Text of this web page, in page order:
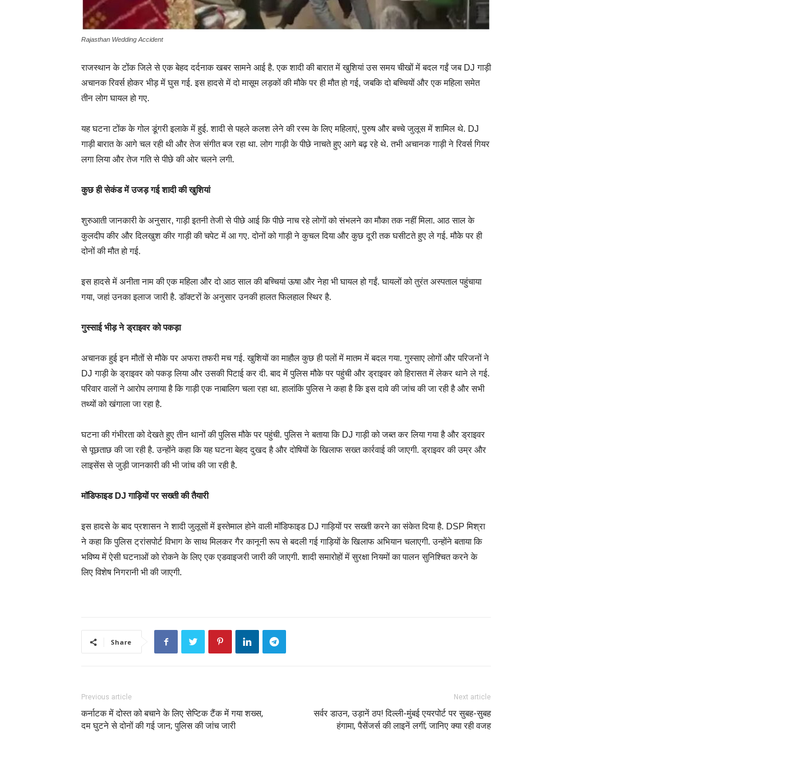
Rajasthan Wedding Accident
राजस्थान के टोंक जिले से एक बेहद दर्दनाक खबर सामने आई है. एक शादी की बारात में खुशियां उस समय चीखों में बदल गईं जब DJ गाड़ी
अचानक रिवर्स होकर भीड़ में घुस गई. इस हादसे में दो मासूम लड़कों की मौके पर ही मौत हो गई, जबकि दो बच्चियों और एक महिला समेत
तीन लोग घायल हो गए.
यह घटना टोंक के गोल डूंगरी इलाके में हुई. शादी से पहले कलश लेने की रस्म के लिए महिलाएं, पुरुष और बच्चे जुलूस में शामिल थे. DJ
गाड़ी बारात के आगे चल रही थी और तेज संगीत बज रहा था. लोग गाड़ी के पीछे नाचते हुए आगे बढ़ रहे थे. तभी अचानक गाड़ी ने रिवर्स गियर
लगा लिया और तेज गति से पीछे की ओर चलने लगी.
कुछ ही सेकंड में उजड़ गई शादी की खुशियां
शुरुआती जानकारी के अनुसार, गाड़ी इतनी तेजी से पीछे आई कि पीछे नाच रहे लोगों को संभलने का मौका तक नहीं मिला. आठ साल के
कुलदीप कीर और दिलखुश कीर गाड़ी की चपेट में आ गए. दोनों को गाड़ी ने कुचल दिया और कुछ दूरी तक घसीटते हुए ले गई. मौके पर ही
दोनों की मौत हो गई.
इस हादसे में अनीता नाम की एक महिला और दो आठ साल की बच्चियां ऊषा और नेहा भी घायल हो गईं. घायलों को तुरंत अस्पताल पहुंचाया
गया, जहां उनका इलाज जारी है. डॉक्टरों के अनुसार उनकी हालत फिलहाल स्थिर है.
गुस्साई भीड़ ने ड्राइवर को पकड़ा
अचानक हुई इन मौतों से मौके पर अफरा तफरी मच गई. खुशियों का माहौल कुछ ही पलों में मातम में बदल गया. गुस्साए लोगों और परिजनों ने
DJ गाड़ी के ड्राइवर को पकड़ लिया और उसकी पिटाई कर दी. बाद में पुलिस मौके पर पहुंची और ड्राइवर को हिरासत में लेकर थाने ले गई.
परिवार वालों ने आरोप लगाया है कि गाड़ी एक नाबालिग चला रहा था. हालांकि पुलिस ने कहा है कि इस दावे की जांच की जा रही है और सभी
तथ्यों को खंगाला जा रहा है.
घटना की गंभीरता को देखते हुए तीन थानों की पुलिस मौके पर पहुंची. पुलिस ने बताया कि DJ गाड़ी को जब्त कर लिया गया है और ड्राइवर
से पूछताछ की जा रही है. उन्होंने कहा कि यह घटना बेहद दुखद है और दोषियों के खिलाफ सख्त कार्रवाई की जाएगी. ड्राइवर की उम्र और
लाइसेंस से जुड़ी जानकारी की भी जांच की जा रही है.
मॉडिफाइड DJ गाड़ियों पर सख्ती की तैयारी
इस हादसे के बाद प्रशासन ने शादी जुलूसों में इस्तेमाल होने वाली मॉडिफाइड DJ गाड़ियों पर सख्ती करने का संकेत दिया है. DSP मिश्रा
ने कहा कि पुलिस ट्रांसपोर्ट विभाग के साथ मिलकर गैर कानूनी रूप से बदली गई गाड़ियों के खिलाफ अभियान चलाएगी. उन्होंने बताया कि
भविष्य में ऐसी घटनाओं को रोकने के लिए एक एडवाइजरी जारी की जाएगी. शादी समारोहों में सुरक्षा नियमों का पालन सुनिश्चित करने के
लिए विशेष निगरानी भी की जाएगी.
Share
Previous article
कर्नाटक में दोस्त को बचाने के लिए सेप्टिक टैंक में गया शख्स,
दम घुटने से दोनों की गई जान; पुलिस की जांच जारी
Next article
सर्वर डाउन, उड़ानें ठप! दिल्ली-मुंबई एयरपोर्ट पर सुबह-सुबह
हंगामा, पैसेंजर्स की लाइनें लगीं; जानिए क्या रही वजह